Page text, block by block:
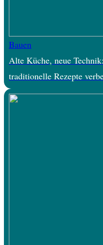
Bauen
Alte Küche, neue
traditionelle Rezepte